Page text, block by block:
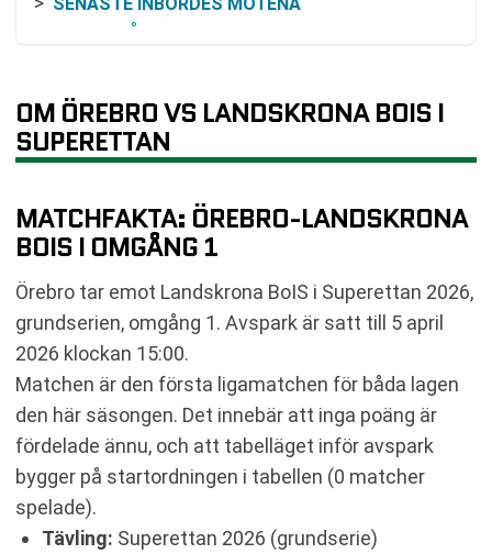
SENASTE INBÖRDES MÖTENA
RESONEMANG KRING ODDS OCH VINSTCHANS
MATCHER RUNTOMKRING OMGÅNG 1
SENASTE RESULTAT ÖREBRO
SENASTE RESULTAT LANDSKRONA BOIS
RESULTAT INBÖRDES MÖTEN
TABELL
KOMMANDE MATCHER ÖREBRO
KOMMANDE MATCHER LANDSKRONA BOIS
RELATERADE NYHETER
OM ÖREBRO VS LANDSKRONA BOIS I
SUPERETTAN
MATCHFAKTA: ÖREBRO-LANDSKRONA
BOIS I OMGÅNG 1
Örebro tar emot Landskrona BoIS i Superettan 2026,
grundserien, omgång 1. Avspark är satt till 5 april
2026 klockan 15:00.
Matchen är den första ligamatchen för båda lagen
den här säsongen. Det innebär att inga poäng är
fördelade ännu, och att tabelläget inför avspark
bygger på startordningen i tabellen (0 matcher
spelade).
Tävling: Superettan 2026 (grundserie)